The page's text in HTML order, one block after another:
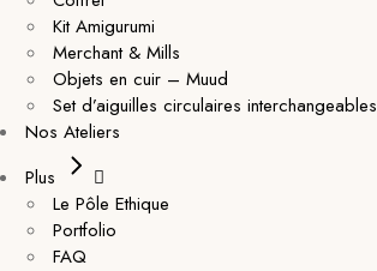
Kit Amigurumi
Merchant & Mills
Objets en cuir – Muud
Set d’aiguilles circulaires interchangeables
Nos Ateliers
Plus
Le Pôle Ethique
Portfolio
FAQ